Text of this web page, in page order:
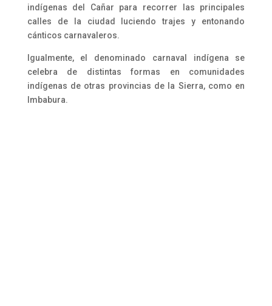
indígenas del Cañar para recorrer las principales
calles de la ciudad luciendo trajes y entonando
cánticos carnavaleros.
Igualmente, el denominado carnaval indígena se
celebra de distintas formas en comunidades
indígenas de otras provincias de la Sierra, como en
Imbabura.